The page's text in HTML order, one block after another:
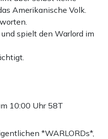
Amerikanische Volk.
spielt den Warlord im
10:00 Uhr 58T
*WARLORDs*,